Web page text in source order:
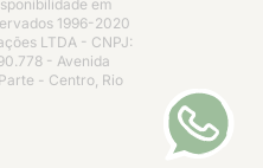
em
1996-2020
LTDA - CNPJ:
- Avenida
- Centro, Rio